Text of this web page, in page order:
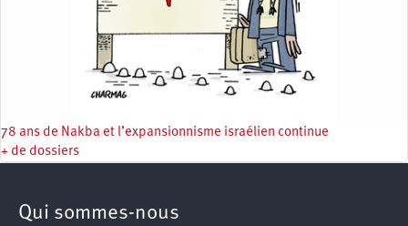
78 ans de Nakba et l’expansionnisme israélien continue
+ de dossiers
Qui sommes-nous